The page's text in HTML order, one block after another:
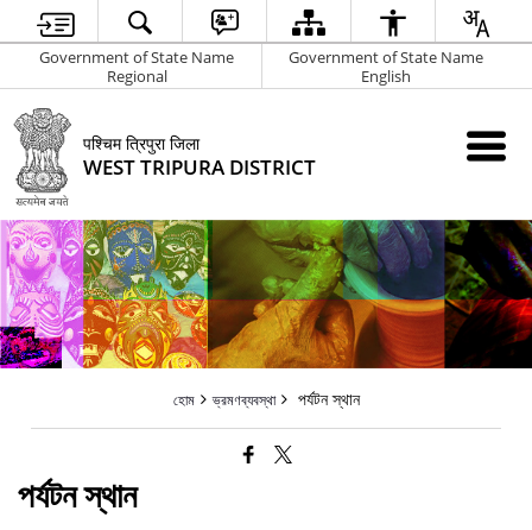
Government of State Name
Regional
Government of State Name
English
पश्चिम त्रिपुरा जिला
WEST TRIPURA DISTRICT
হোম ভ্রমণব্যবস্থা পর্যটন স্থান
পর্যটন স্থান